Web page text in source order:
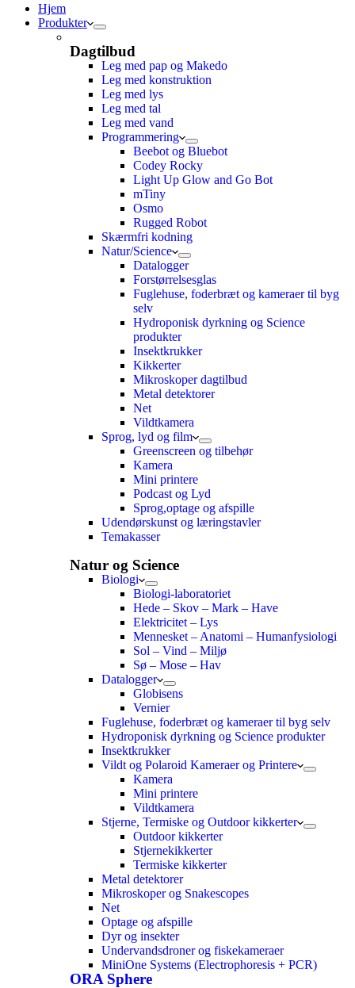
Hjem
Produkter
Dagtilbud
Leg med pap og Makedo
Leg med konstruktion
Leg med lys
Leg med tal
Leg med vand
Programmering
Beebot og Bluebot
Codey Rocky
Light Up Glow and Go Bot
mTiny
Osmo
Rugged Robot
Skærmfri kodning
Natur/Science
Datalogger
Forstørrelsesglas
Fuglehuse, foderbræt og kameraer til byg
selv
Hydroponisk dyrkning og Science
produkter
Insektkrukker
Kikkerter
Mikroskoper dagtilbud
Metal detektorer
Net
Vildtkamera
Sprog, lyd og film
Greenscreen og tilbehør
Kamera
Mini printere
Podcast og Lyd
Sprog,optage og afspille
Udendørskunst og læringstavler
Temakasser
Natur og Science
Biologi
Biologi-laboratoriet
Hede – Skov – Mark – Have
Elektricitet – Lys
Mennesket – Anatomi – Humanfysiologi
Sol – Vind – Miljø
Sø – Mose – Hav
Datalogger
Globisens
Vernier
Fuglehuse, foderbræt og kameraer til byg selv
Hydroponisk dyrkning og Science produkter
Insektkrukker
Vildt og Polaroid Kameraer og Printere
Kamera
Mini printere
Vildtkamera
Stjerne, Termiske og Outdoor kikkerter
Outdoor kikkerter
Stjernekikkerter
Termiske kikkerter
Metal detektorer
Mikroskoper og Snakescopes
Net
Optage og afspille
Dyr og insekter
Undervandsdroner og fiskekameraer
MiniOne Systems (Electrophoresis + PCR)
ORA Sphere